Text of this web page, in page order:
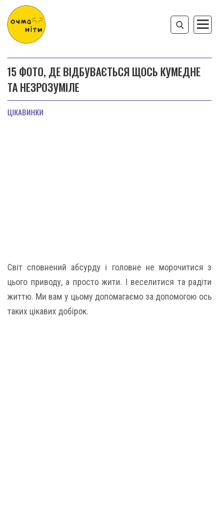
15 ФОТО, ДЕ ВІДБУВАЄТЬСЯ ЩОСЬ КУМЕДНЕ
ТА НЕЗРОЗУМІЛЕ
ЦІКАВИНКИ
Світ сповнений абсурду і головне не морочитися з
цього приводу, а просто жити. І веселитися та радіти
життю. Ми вам у цьому допомагаємо за допомогою ось
таких цікавих добірок.